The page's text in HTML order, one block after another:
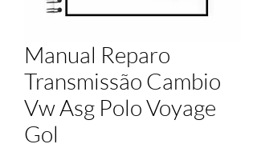
Manual Reparo
Transmissão Cambio
Vw Asg Polo Voyage
Gol